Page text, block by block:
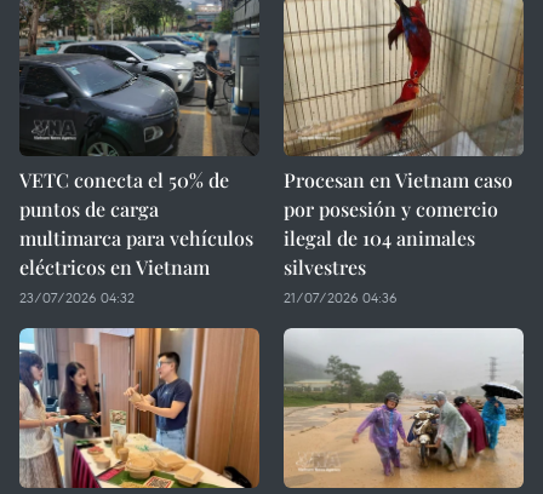
VETC conecta el 50% de
puntos de carga
multimarca para vehículos
eléctricos en Vietnam
23/07/2026 04:32
Procesan en Vietnam caso
por posesión y comercio
ilegal de 104 animales
silvestres
21/07/2026 04:36